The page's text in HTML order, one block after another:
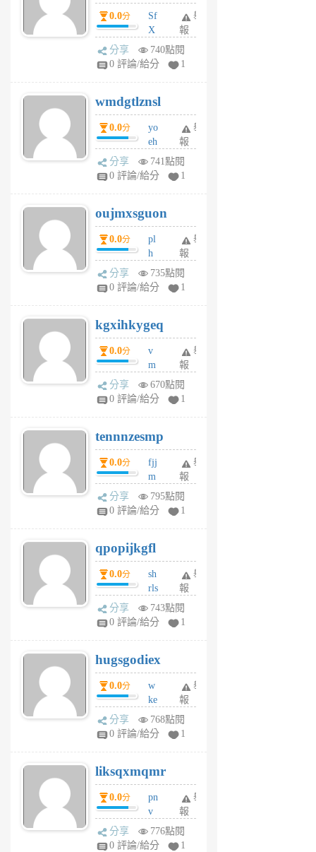
前
dY0.0分
Sf
X
Pe
Jc
R
P
m
v
A
V
個
月
前
舉
報
分享
740點閱
0 評論/給分
1
wmdgtlznsl
0.0分
yo
eh
ld
gy
個
月
前
舉
報
分享
741點閱
0 評論/給分
1
oujmxsguon
0.0分
pl
h
wi
w
6
個
月
前
舉
報
分享
735點閱
0 評論/給分
1
kgxihkygeq
0.0分
v
m
sg
sr
6
個
月
前
舉
報
分享
670點閱
0 評論/給分
1
tennnzesmp
0.0分
fjj
m
w
rs
6
個
月
前
舉
報
分享
795點閱
0 評論/給分
1
qpopijkgfl
0.0分
sh
rls
k
m
6
個
月
前
舉
報
分享
743點閱
0 評論/給分
1
hugsgodiex
0.0分
w
ke
rv
pj
6
個
月
前
舉
報
分享
768點閱
0 評論/給分
1
liksqxmqmr
0.0分
pn
v
wt
sv
舉
報
分享
776點閱
0 評論/給分
1